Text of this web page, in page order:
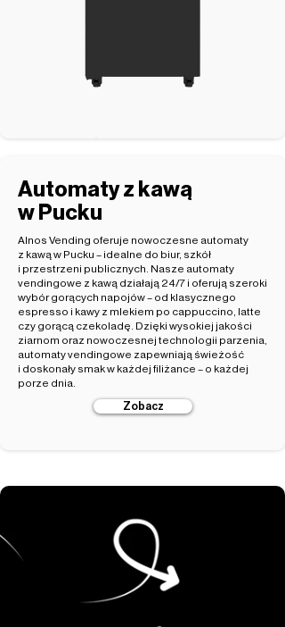
Automaty z kawą
w Pucku
Alnos Vending oferuje nowoczesne automaty
z kawą w Pucku – idealne do biur, szkół
i przestrzeni publicznych. Nasze automaty
vendingowe z kawą działają 24/7 i oferują szeroki
wybór gorących napojów – od klasycznego
espresso i kawy z mlekiem po cappuccino, latte
czy gorącą czekoladę. Dzięki wysokiej jakości
ziarnom oraz nowoczesnej technologii parzenia,
automaty vendingowe zapewniają świeżość
i doskonały smak w każdej filiżance – o każdej
porze dnia.
Zobacz